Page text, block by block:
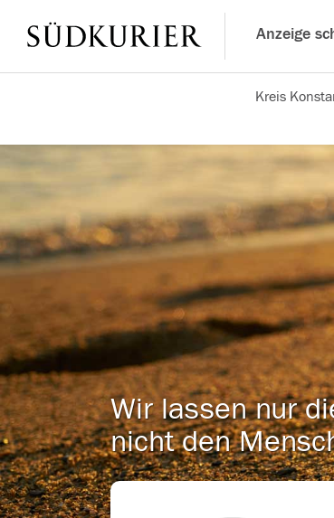
Anzeige
Kreis
Wir lassen nur
nicht den